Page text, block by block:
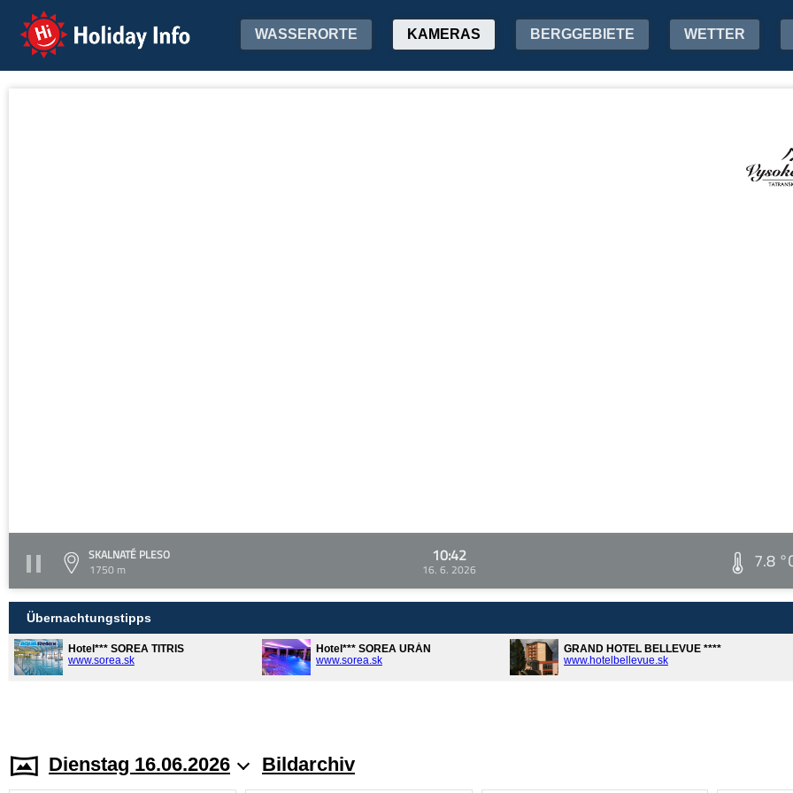
Holiday Info WASSERORTE KAMERAS BERGGEBIETE WETTER
SKALNATÉ PLESO
1750 m
10:42
16. 6. 2026 7.8
Übernachtungstipps
Hotel*** SOREA TITRIS
www.sorea.sk
Hotel*** SOREA URÁN
www.sorea.sk
GRAND HOTEL BELLEVUE ****
www.hotelbellevue.sk
Dienstag 16.06.2026 Bildarchiv